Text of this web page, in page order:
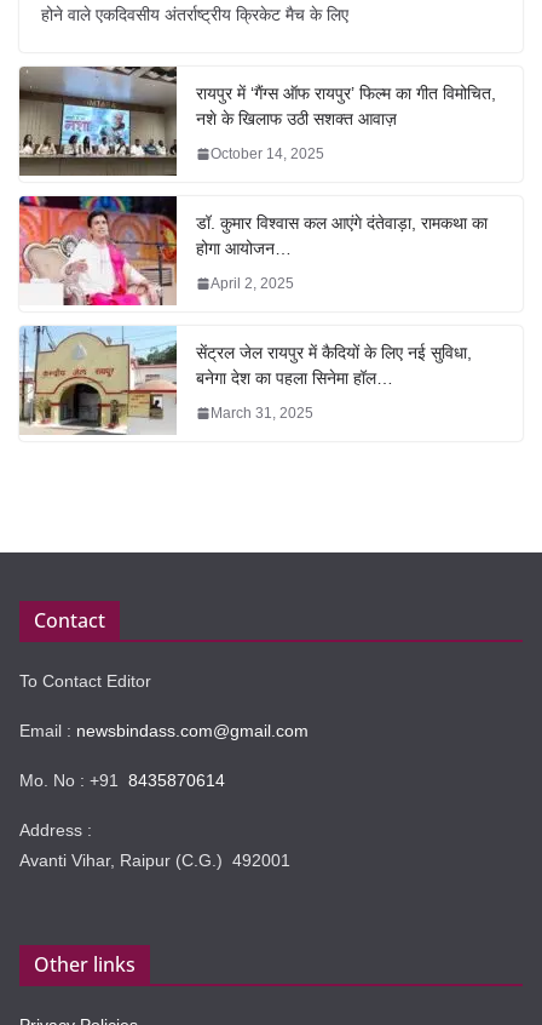
होने वाले एकदिवसीय अंतर्राष्ट्रीय क्रिकेट मैच के लिए
रायपुर में ‘गैंग्स ऑफ रायपुर’ फिल्म का गीत विमोचित,
नशे के खिलाफ उठी सशक्त आवाज़
October 14, 2025
डॉ. कुमार विश्वास कल आएंगे दंतेवाड़ा, रामकथा का
होगा आयोजन…
April 2, 2025
सेंट्रल जेल रायपुर में कैदियों के लिए नई सुविधा,
बनेगा देश का पहला सिनेमा हॉल…
March 31, 2025
Contact
To Contact Editor
Email : newsbindass.com@gmail.com
Mo. No : +91 8435870614
Address :
Avanti Vihar, Raipur (C.G.) 492001
Other links